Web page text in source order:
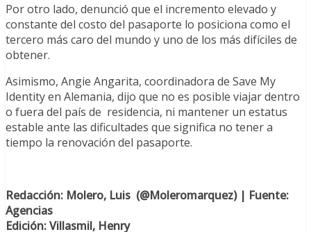
Por otro lado, denunció que el incremento elevado y
constante del costo del pasaporte lo posiciona como el
tercero más caro del mundo y uno de los más difíciles de
obtener.
Asimismo, Angie Angarita, coordinadora de Save My
Identity en Alemania, dijo que no es posible viajar dentro
o fuera del país de residencia, ni mantener un estatus
estable ante las dificultades que significa no tener a
tiempo la renovación del pasaporte.
Redacción: Molero, Luis (@Moleromarquez) | Fuente:
Agencias
Edición: Villasmil, Henry